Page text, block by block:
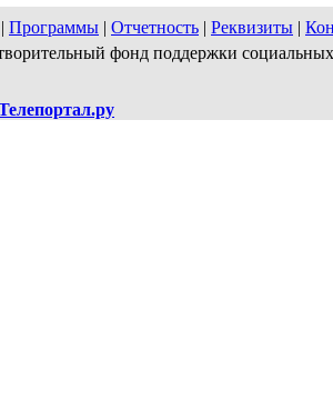
| Программы | Отчетность | Реквизиты |
фонд поддержки